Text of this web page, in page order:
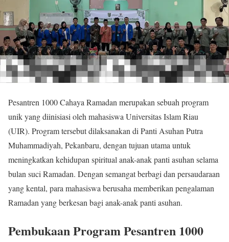
Pesantren 1000 Cahaya Ramadan merupakan sebuah program
unik yang diinisiasi oleh mahasiswa Universitas Islam Riau
(UIR). Program tersebut dilaksanakan di Panti Asuhan Putra
Muhammadiyah, Pekanbaru, dengan tujuan utama untuk
meningkatkan kehidupan spiritual anak-anak panti asuhan selama
bulan suci Ramadan. Dengan semangat berbagi dan persaudaraan
yang kental, para mahasiswa berusaha memberikan pengalaman
Ramadan yang berkesan bagi anak-anak panti asuhan.
Pembukaan Program Pesantren 1000